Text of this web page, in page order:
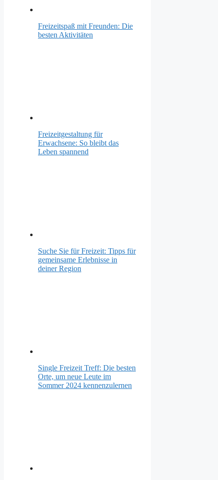
Freizeitspaß mit Freunden: Die
besten Aktivitäten
Freizeitgestaltung für
Erwachsene: So bleibt das
Leben spannend
Suche Sie für Freizeit: Tipps für
gemeinsame Erlebnisse in
deiner Region
Single Freizeit Treff: Die besten
Orte, um neue Leute im
Sommer 2024 kennenzulernen